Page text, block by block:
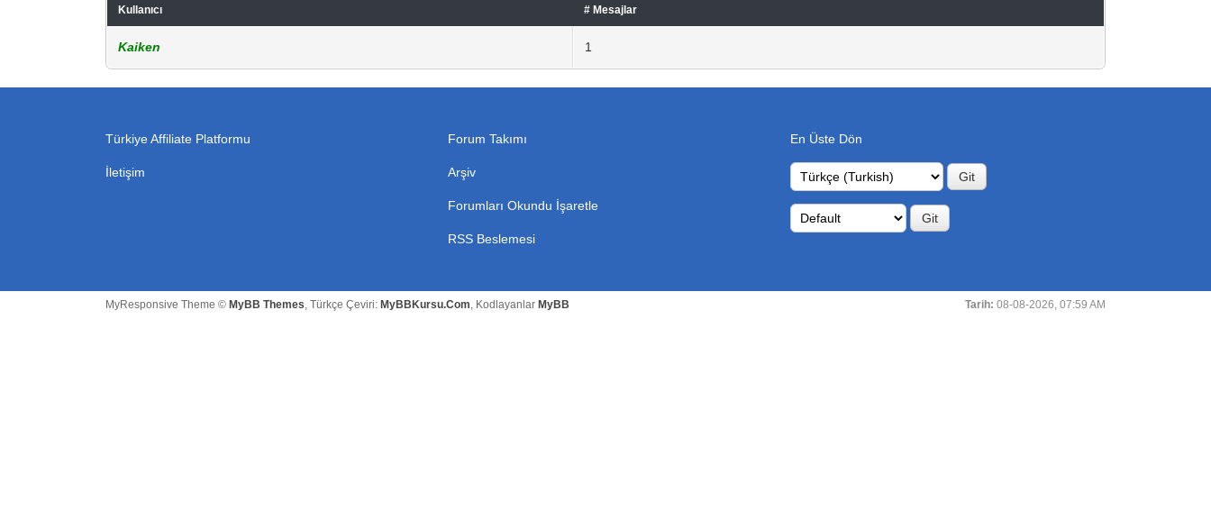
Kullanıcı # Mesajlar
Kaiken 1
Türkiye Affiliate Platformu
İletişim
Forum Takımı
Arşiv
Forumları Okundu İşaretle
RSS Beslemesi
En Üste Dön
MyResponsive Theme © MyBB Themes, Türkçe Çeviri: MyBBKursu.Com, Kodlayanlar MyBB Tarih: 08-08-2026, 07:59 AM